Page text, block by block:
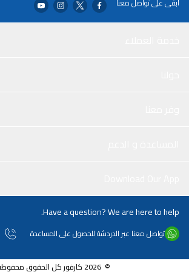
Have a question? We are here to help.
تواصل معنا عبر الدردشة للحصول على المساعدة
© 2026 كارفور كل الحقوق محفوظة